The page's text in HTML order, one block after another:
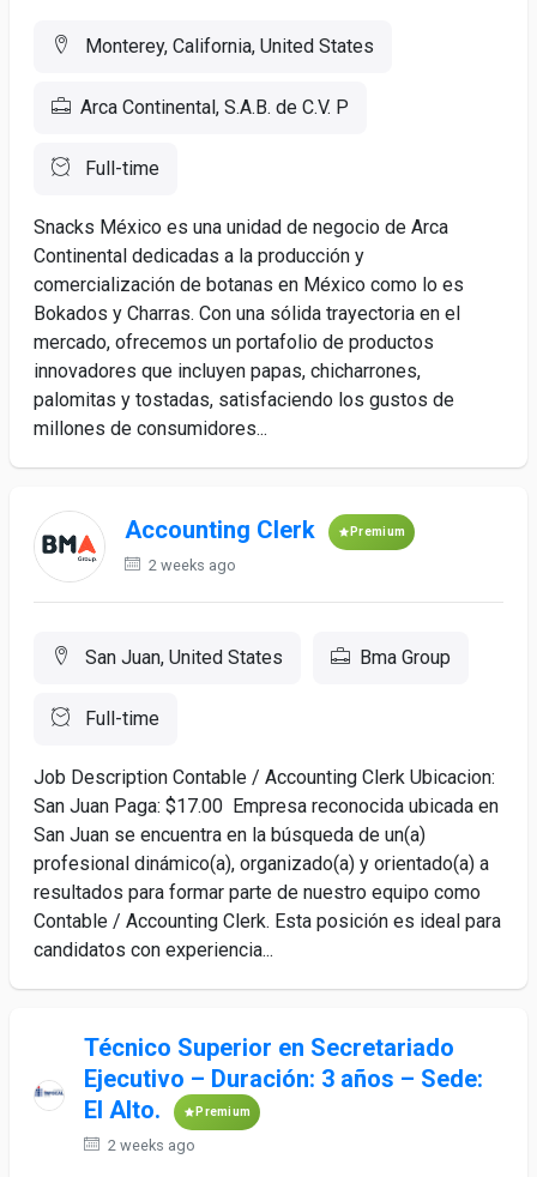
Monterey, California, United States
Arca Continental, S.A.B. de C.V. P
Full-time
Snacks México es una unidad de negocio de Arca
Continental dedicadas a la producción y
comercialización de botanas en México como lo es
Bokados y Charras. Con una sólida trayectoria en el
mercado, ofrecemos un portafolio de productos
innovadores que incluyen papas, chicharrones,
palomitas y tostadas, satisfaciendo los gustos de
millones de consumidores...
Accounting Clerk Premium
2 weeks ago
San Juan, United States Bma Group
Full-time
Job Description Contable / Accounting Clerk Ubicacion:
San Juan Paga: $17.00 Empresa reconocida ubicada en
San Juan se encuentra en la búsqueda de un(a)
profesional dinámico(a), organizado(a) y orientado(a) a
resultados para formar parte de nuestro equipo como
Contable / Accounting Clerk. Esta posición es ideal para
candidatos con experiencia...
Técnico Superior en Secretariado
Ejecutivo – Duración: 3 años – Sede:
El Alto.
Premium
2 weeks ago